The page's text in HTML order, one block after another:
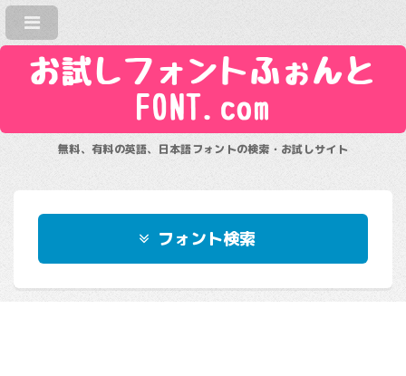
お試しフォントふぉんと
FONT.com
無料、有料の英語、日本語フォントの検索・お試しサイト
フォント検索